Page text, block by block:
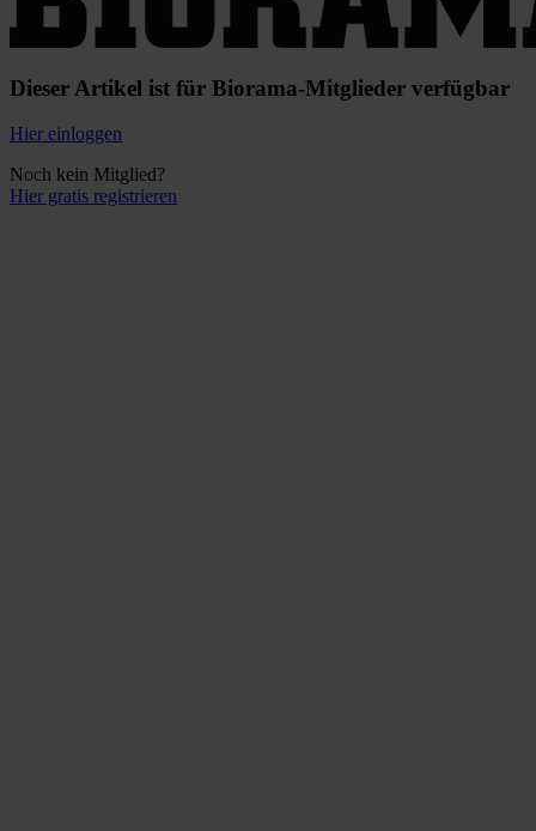
Dieser Artikel ist für Biorama-Mitglieder verfügbar
Hier einloggen
Noch kein Mitglied?
Hier gratis registrieren